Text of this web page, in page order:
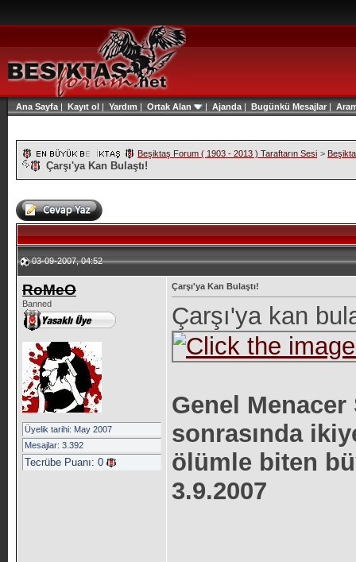
Ana Sayfa | Kayıt ol | Yardım | Ortak Alan | Ajanda | Bugünkü Mesajlar|
Beşiktaş Forum ( 1903 - 2013 ) Taraftarın Sesi >
Çarşı'ya Kan Bulaştı!
03-09-2007, 04:52
RoMeO
Banned
Üyelik tarihi: May 2007
Mesajlar: 3.392
Tecrübe Puanı: 0
Çarşı'ya Kan Bulaştı!
Çarşı'ya kan
Genel
sonrasında
ölümle biten
3.9.2007